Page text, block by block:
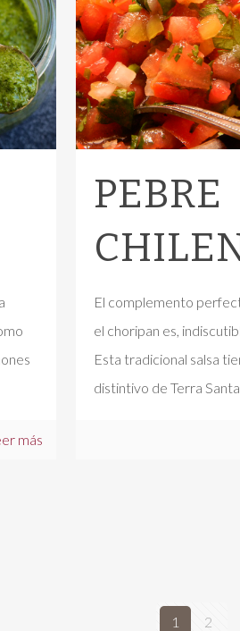
más
PEBRE
El complemento
el choripan es,
Esta tradicional salsa
distintivo de Terra
1 2